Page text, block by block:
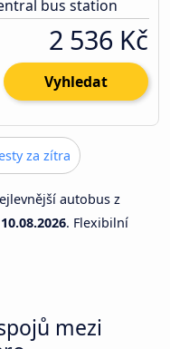
bus station
2 536 Kč
Vyhledat
za zítra
autobus z
10.08.2026. Flexibilní
mezi